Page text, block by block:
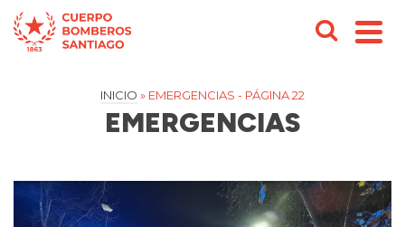
INICIO » EMERGENCIAS - PÁGINA 22
EMERGENCIAS